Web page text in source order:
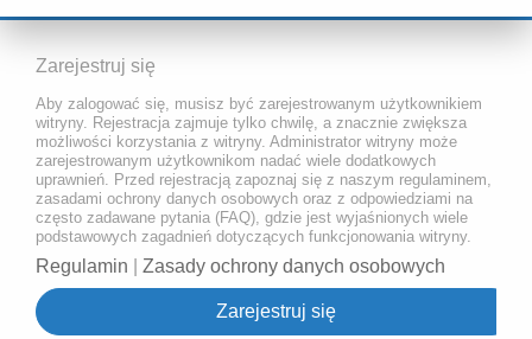
Zarejestruj się
Aby zalogować się, musisz być zarejestrowanym użytkownikiem
witryny. Rejestracja zajmuje tylko chwilę, a znacznie zwiększa
możliwości korzystania z witryny. Administrator witryny może
zarejestrowanym użytkownikom nadać wiele dodatkowych
uprawnień. Przed rejestracją zapoznaj się z naszym regulaminem,
zasadami ochrony danych osobowych oraz z odpowiedziami na
często zadawane pytania (FAQ), gdzie jest wyjaśnionych wiele
podstawowych zagadnień dotyczących funkcjonowania witryny.
Regulamin Zasady ochrony danych osobowych
Zarejestruj się